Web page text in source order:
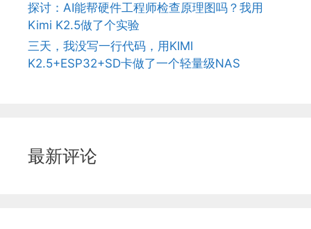
探讨：AI能帮硬件工程师检查原理图吗？我用
Kimi K2.5做了个实验
三天，我没写一行代码，用KIMI
K2.5+ESP32+SD卡做了一个轻量级NAS
最新评论